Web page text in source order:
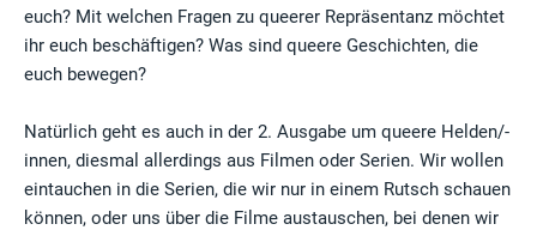
euch? Mit welchen Fragen zu queerer Repräsentanz möchtet
ihr euch beschäftigen? Was sind queere Geschichten, die
euch bewegen?
Natürlich geht es auch in der 2. Ausgabe um queere Helden/-
innen, diesmal allerdings aus Filmen oder Serien. Wir wollen
eintauchen in die Serien, die wir nur in einem Rutsch schauen
können, oder uns über die Filme austauschen, bei denen wir